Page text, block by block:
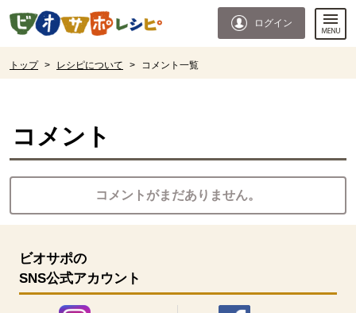
ページの先頭です。
ログイン
トップ > レシピについて > コメント一覧
コメント
コメントがまだありません。
ビオサポの
SNS公式アカウント